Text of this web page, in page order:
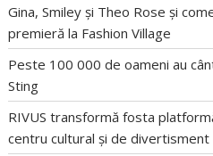
Gina, Smiley și Theo Rose și
premieră la Fashion Village
Peste 100 000 de oameni au
Sting
RIVUS transformă fosta
centru cultural și de divertisment